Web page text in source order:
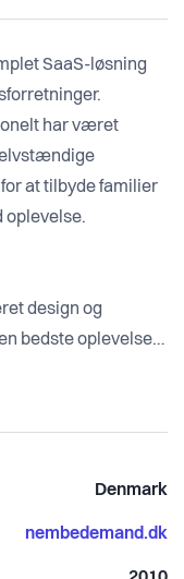
SaaS-løsning
har været
at tilbyde familier
oplevelse.
design og
bedste oplevelse
dækker
Denmark
nembedemand.dk